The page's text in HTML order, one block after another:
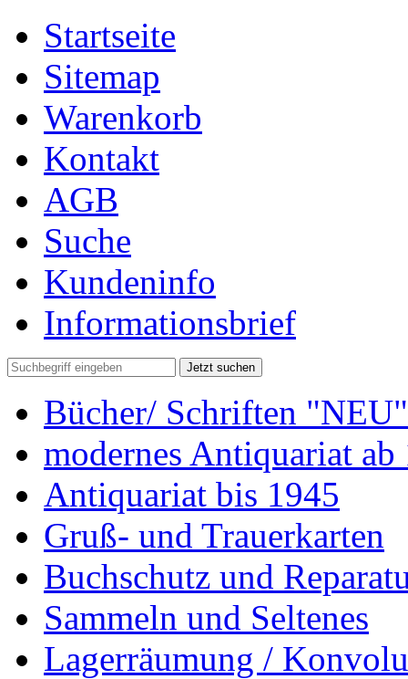
Startseite
Sitemap
Warenkorb
Kontakt
AGB
Suche
Kundeninfo
Informationsbrief
Jetzt suchen
Bücher/ Schriften "NEU"
modernes Antiquariat ab
Antiquariat bis 1945
Gruß- und Trauerkarten
Buchschutz und
Sammeln und Seltenes
Lagerräumung /